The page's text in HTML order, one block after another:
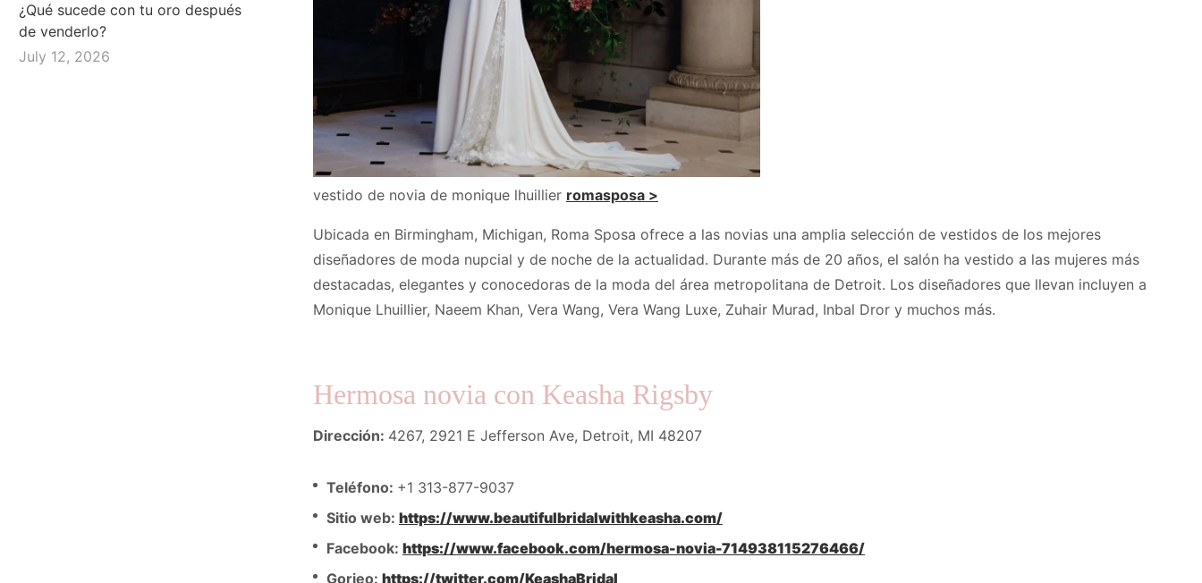
¿Qué sucede con tu oro después
de venderlo?
July 12, 2026
vestido de novia de monique lhuillier romasposa >
Ubicada en Birmingham, Michigan, Roma Sposa ofrece a las novias una amplia selección de vestidos de los mejores
diseñadores de moda nupcial y de noche de la actualidad. Durante más de 20 años, el salón ha vestido a las mujeres más
destacadas, elegantes y conocedoras de la moda del área metropolitana de Detroit. Los diseñadores que llevan incluyen a
Monique Lhuillier, Naeem Khan, Vera Wang, Vera Wang Luxe, Zuhair Murad, Inbal Dror y muchos más.
Hermosa novia con Keasha Rigsby
Dirección: 4267, 2921 E Jefferson Ave, Detroit, MI 48207
Teléfono: +1 313-877-9037
Sitio web: https://www.beautifulbridalwithkeasha.com/
Facebook: https://www.facebook.com/hermosa-novia-714938115276466/
Gorjeo: https://twitter.com/KeashaBridal